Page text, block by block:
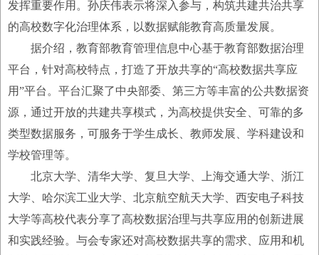
发挥重要作用。孙庆伟表示将深入参与，构筑共建共治共享
的高校数字化治理体系，以数据赋能教育高质量发展。
据介绍，教育部教育管理信息中心基于教育部数据治理
平台，针对高校特点，打造了开放共享的“高校数据共享应
用”平台。平台汇聚了中央部委、第三方等丰富的公共数据资
源，通过开放的共建共享模式，为高校提供安全、可靠的多
类型数据服务，可服务于学生成长、教师发展、学科建设和
学校管理等。
北京大学、清华大学、复旦大学、上海交通大学、浙江
大学、哈尔滨工业大学、北京航空航天大学、西安电子科技
大学等高校代表分享了高校数据治理与共享应用的创新进展
和实践经验。与会专家还对高校数据共享的需求、应用和机